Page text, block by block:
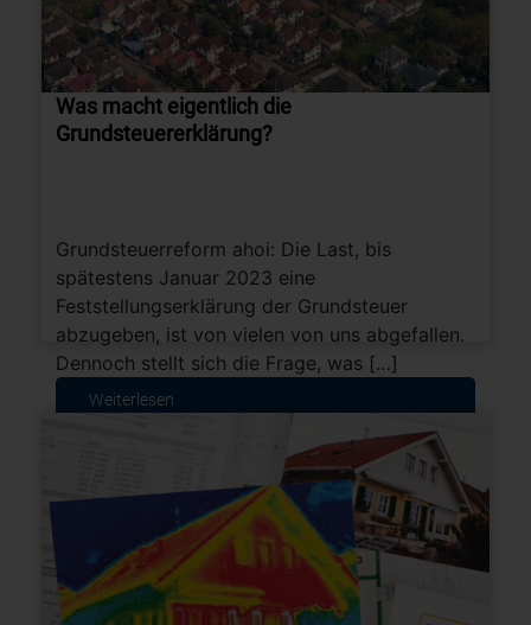
Was macht eigentlich die
Grundsteuererklärung?
Grundsteuerreform ahoi: Die Last, bis
spätestens Januar 2023 eine
Feststellungserklärung der Grundsteuer
abzugeben, ist von vielen von uns abgefallen.
Dennoch stellt sich die Frage, was […]
Weiterlesen